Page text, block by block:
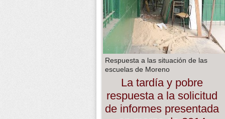
Respuesta a las situación de las
escuelas de Moreno
La tardía y pobre
respuesta a la solicitud
de informes presentada